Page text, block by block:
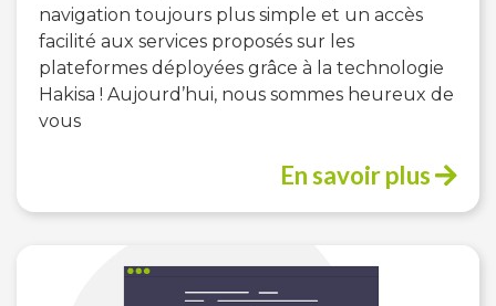
navigation toujours plus simple et un accès
facilité aux services proposés sur les
plateformes déployées grâce à la technologie
Hakisa ! Aujourd’hui, nous sommes heureux de
vous
En savoir plus